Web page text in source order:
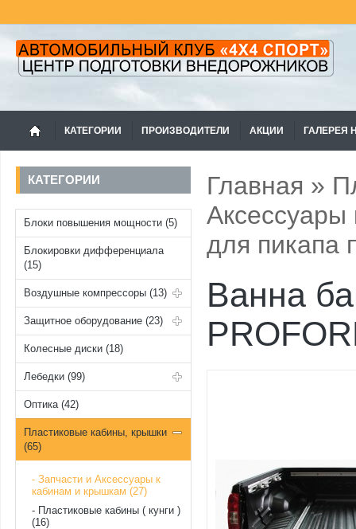
КАТЕГОРИИ ПРОИЗВОДИТЕЛИ АКЦИИ ГАЛЕРЕЯ
КАТЕГОРИИ
Блоки повышения мощности (5)
Блокировки дифференциала
(15)
Воздушные компрессоры (13)
Защитное оборудование (23)
Колесные диски (18)
Лебедки (99)
Оптика (42)
Пластиковые кабины, крышки
(65)
Запчасти и Аксессуары к
кабинам и крышкам (27)
Пластиковые кабины ( кунги )
(16)
Главная »
для пикапа
Ванна